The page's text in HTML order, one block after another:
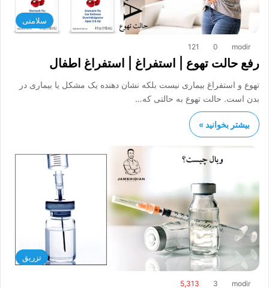
سلامتی
modir
0
121
رفع حالت تهوع | استفراغ | استفراغ اطفال
تهوع و استفراغ بیماری نیست بلکه نشان ‌دهنده یک مشکل یا بیماری در
بدن است. حالت تهوع به حالتی که…
بیشتر بخوانید »
تزریق
modir
3
5,313